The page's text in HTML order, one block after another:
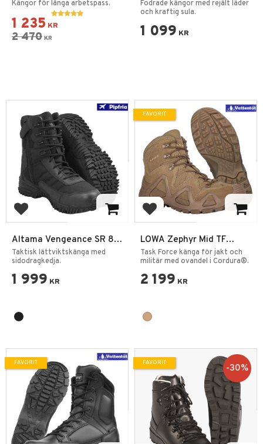
kängor EN
Kängor för långa arbetspass.
1 235 KR
2 470 KR
Fodrade kängor med rejält läder
och kraftig sula.
1 099 KR
Lägg till i favoriter
Altama Vengeance SR 8"
SZ
Taktisk lättviktskänga med
sidodragkedja.
1 999 KR
Lägg till i favoriter
LOWA Zephyr Mid TF
Coyote
Task Force känga för jakt och
militär med ovandel i Cordura®.
2 199 KR
FAVORIT
FAVORIT 30%
FAVORIT